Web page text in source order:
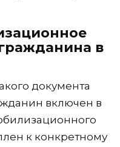
в
документа
включен в
к конкретному